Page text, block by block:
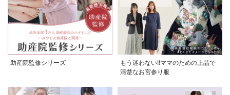
助産院監修シリーズ
もう迷わない!!ママのための上品で
清楚なお宮参り服